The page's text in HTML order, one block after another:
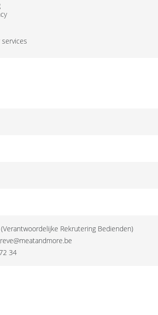
Rekrutering Bedienden)
34